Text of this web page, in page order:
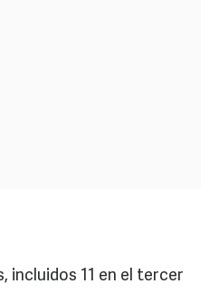
incluidos 11 en el tercer